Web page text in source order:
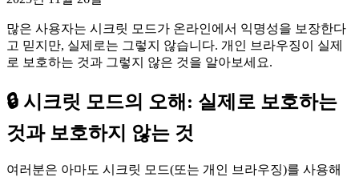
많은 사용자는 시크릿 모드가 온라인에서 익명성을 보장한다
고 믿지만, 실제로는 그렇지 않습니다. 개인 브라우징이 실제
로 보호하는 것과 그렇지 않은 것을 알아보세요.
🔒 시크릿 모드의 오해: 실제로 보호하는
것과 보호하지 않는 것
여러분은 아마도 시크릿 모드(또는 개인 브라우징)를 사용해